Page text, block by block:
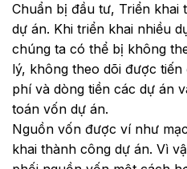
Chuẩn bị đầu tư, Triển khai
dự án. Khi triển khai nhiều
chúng ta có thể bị không
lý, không theo dõi được
phí và dòng tiền các dự án
toán vốn dự án.
Nguồn vốn được ví như
khai thành công dự án. Vì